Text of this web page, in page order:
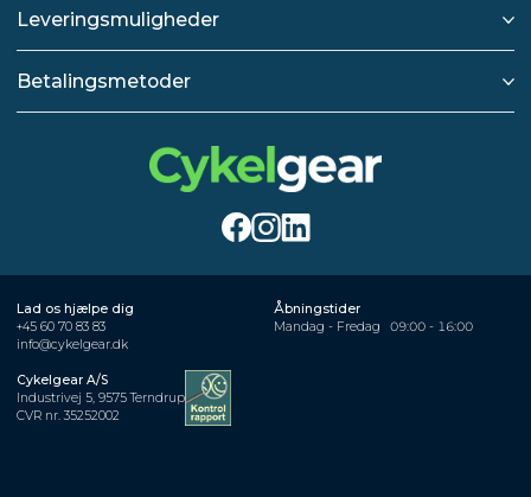
Leveringsmuligheder
Betalingsmetoder
Lad os hjælpe dig
+45 60 70 83 83
info@cykelgear.dk
Åbningstider
Mandag - Fredag
09:00 - 16:00
Cykelgear A/S
Industrivej 5, 9575 Terndrup
CVR nr. 35252002